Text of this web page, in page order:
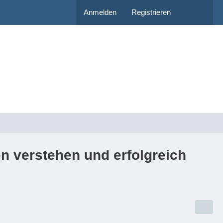
Anmelden Registrieren
verstehen und erfolgreich